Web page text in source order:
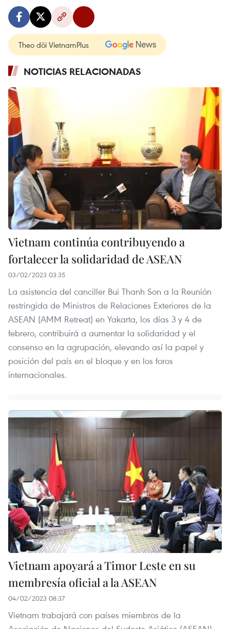
Theo dõi VietnamPlus
NOTICIAS RELACIONADAS
Vietnam continúa contribuyendo a
fortalecer la solidaridad de ASEAN
03/02/2023 03:35
La asistencia del canciller Bui Thanh Son a la Reunión
restringida de Ministros de Relaciones Exteriores de la
ASEAN (AMM Retreat) en Yakarta, los días 3 y 4 de
febrero, contribuirá a aumentar la solidaridad y el
consenso en la agrupación, elevando así la papel y
posición del país en el bloque y en los foros
internacionales.
Vietnam apoyará a Timor Leste en su
membresía oficial a la ASEAN
04/02/2023 08:37
Vietnam trabajará con países miembros de la